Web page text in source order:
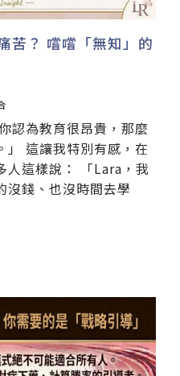
苦？ 嚐嚐「無知」的
認為教育很昂貴，那麼
」 這讓我特別有感，在
人這樣說： 「Lara，我
沒錢、也沒時間去學